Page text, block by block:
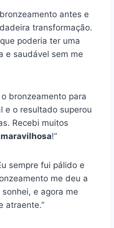
antes e
transformação.
poderia ter uma
e saudável sem me
o bronzeamento para
e o resultado superou
Recebi muitos
maravilhosa!”
sempre fui pálido e
me deu a
e agora me
atraente.”